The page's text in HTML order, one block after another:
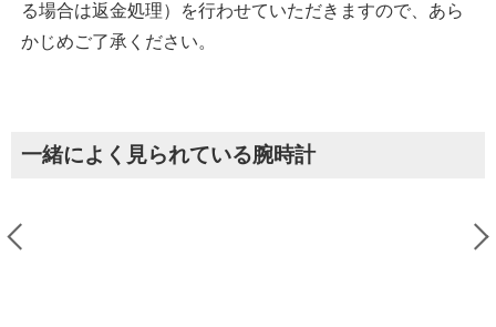
る場合は返金処理）を行わせていただきますので、あら
かじめご了承ください。
一緒によく見られている腕時計